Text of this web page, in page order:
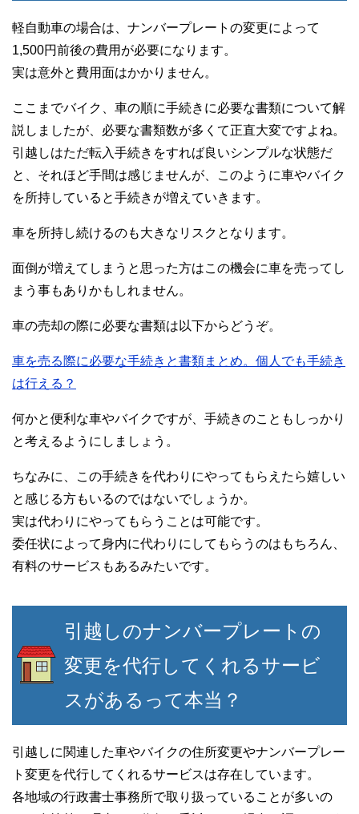
軽自動車の場合は、ナンバープレートの変更によって
1,500円前後の費用が必要になります。
実は意外と費用面はかかりません。
ここまでバイク、車の順に手続きに必要な書類について解
説しましたが、必要な書類数が多くて正直大変ですよね。
引越しはただ転入手続きをすれば良いシンプルな状態だ
と、それほど手間は感じませんが、このように車やバイク
を所持していると手続きが増えていきます。
車を所持し続けるのも大きなリスクとなります。
面倒が増えてしまうと思った方はこの機会に車を売ってし
まう事もありかもしれません。
車の売却の際に必要な書類は以下からどうぞ。
車を売る際に必要な手続きと書類まとめ。個人でも手続き
は行える？
何かと便利な車やバイクですが、手続きのこともしっかり
と考えるようにしましょう。
ちなみに、この手続きを代わりにやってもらえたら嬉しい
と感じる方もいるのではないでしょうか。
実は代わりにやってもらうことは可能です。
委任状によって身内に代わりにしてもらうのはもちろん、
有料のサービスもあるみたいです。
引越しのナンバープレートの
変更を代行してくれるサービ
スがあるって本当？
引越しに関連した車やバイクの住所変更やナンバープレー
ト変更を代行してくれるサービスは存在しています。
各地域の行政書士事務所で取り扱っていることが多いの